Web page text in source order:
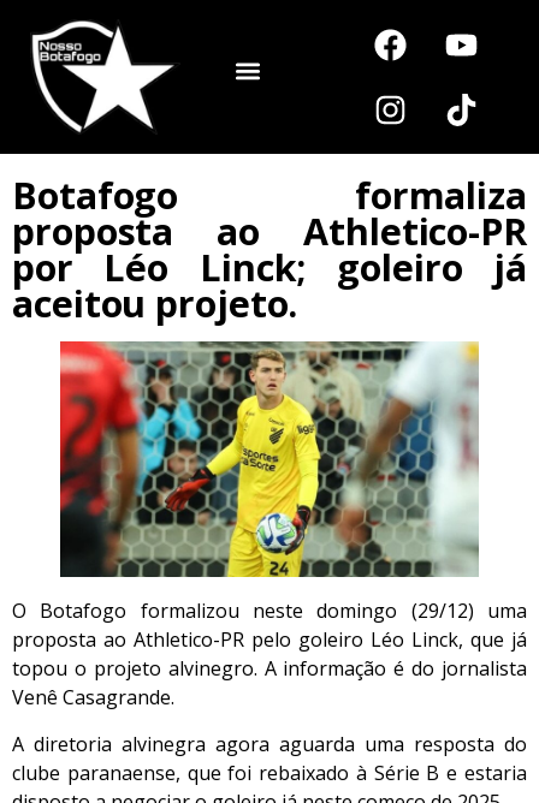
Botafogo formaliza
proposta ao Athletico-PR
por Léo Linck; goleiro já
aceitou projeto.
O Botafogo formalizou neste domingo (29/12) uma
proposta ao Athletico-PR pelo goleiro Léo Linck, que já
topou o projeto alvinegro. A informação é do jornalista
Venê Casagrande.
A diretoria alvinegra agora aguarda uma resposta do
clube paranaense, que foi rebaixado à Série B e estaria